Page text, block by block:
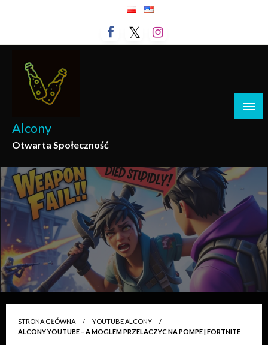
Alcony
Otwarta Społeczność
STRONA GŁÓWNA
YOUTUBE ALCONY
ALCONY YOUTUBE – A MOGLEM PRZELACZYC NA POMPE | FORTNITE